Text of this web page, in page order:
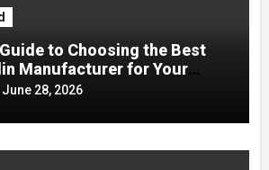
to Choosing the Best
Manufacturer for Your
June 28, 2026